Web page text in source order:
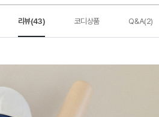
리뷰(43) 코디상품 Q&A(2)